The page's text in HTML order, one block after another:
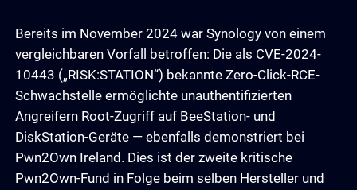
Bereits im November 2024 war Synology von einem
vergleichbaren Vorfall betroffen: Die als CVE-2024-
10443 („RISK:STATION“) bekannte Zero-Click-RCE-
Schwachstelle ermöglichte unauthentifizierten
Angreifern Root-Zugriff auf BeeStation- und
DiskStation-Geräte — ebenfalls demonstriert bei
Pwn2Own Ireland. Dies ist der zweite kritische
Pwn2Own-Fund in Folge beim selben Hersteller und